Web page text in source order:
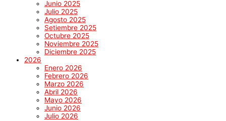
Junio 2025
Julio 2025
Agosto 2025
Setiembre 2025
Octubre 2025
Noviembre 2025
Diciembre 2025
2026
Enero 2026
Febrero 2026
Marzo 2026
Abril 2026
Mayo 2026
Junio 2026
Julio 2026